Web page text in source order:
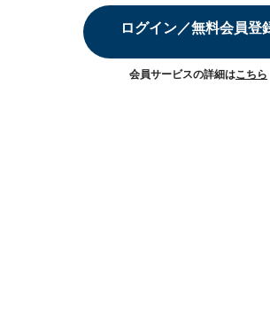
ログイン／無料会員登
会員サービスの詳細はこちら